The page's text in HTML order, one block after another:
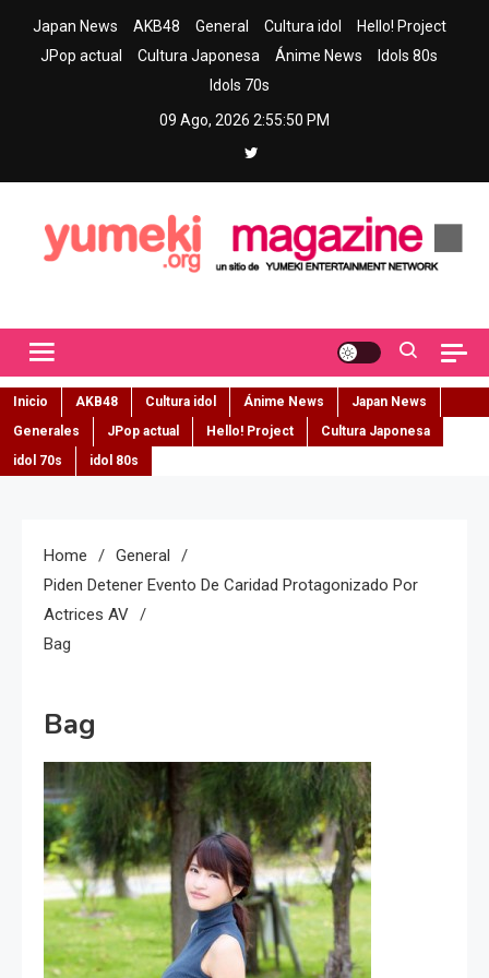
Japan News AKB48 General Cultura idol
Hello! Project
JPop actual
Cultura Japonesa Ánime News
Idols 80s
Idols 70s
09 Ago, 2026 2:55:51 PM
Inicio AKB48 Cultura idol Ánime News
Japan News
Generales
JPop actual Hello! Project
Cultura Japonesa
idol 70s
idol 80s
Home
General
Piden Detener Evento De Caridad Protagonizado Por
Actrices AV
Bag
Bag